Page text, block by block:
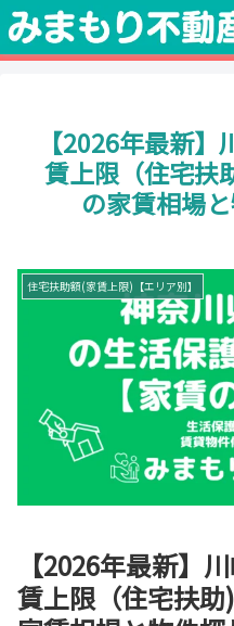
初期費用無料物件や保証人不要の
請・手続き
【2026年最新
賃上限（住宅扶
の家賃相場
住宅扶助額(家賃上限)【エリア別】
【2026年最新】
賃上限（住宅扶